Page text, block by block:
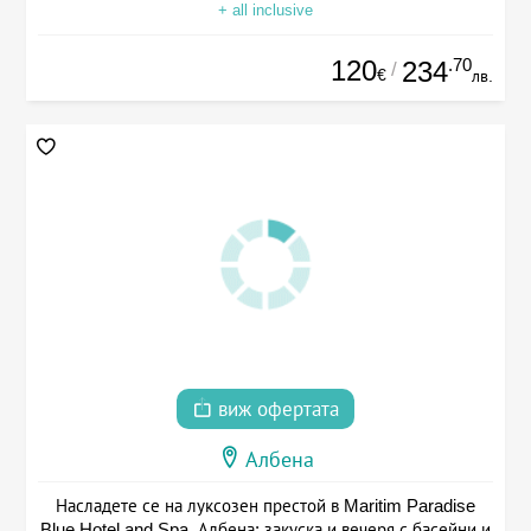
+ all inclusive
120€ / 234.70
лв.
виж офертата
Албена
Насладете се на луксозен престой в Maritim Paradise